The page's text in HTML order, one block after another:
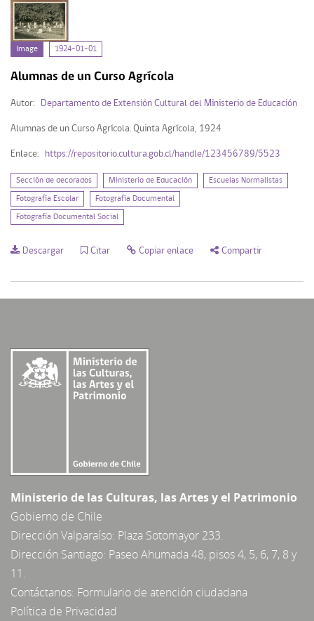
Image 1924-01-01
Alumnas de un Curso Agrícola
Autor: Departamento de Extensión Cultural del Ministerio de Educación
Alumnas de un Curso Agrícola. Quinta Agrícola, 1924
Enlace: https://repositorio.cultura.gob.cl/handle/123456789/5523
Sección de decorados Ministerio de Educación Escuelas Normalistas
Fotografía Escolar Fotografía Documental
Fotografía Documental Social
Descargar Citar Copiar enlace Compartir
Ministerio de las Culturas, las Artes y el Patrimonio
Gobierno de Chile
Dirección Valparaíso: Plaza Sotomayor 233.
Dirección Santiago: Paseo Ahumada 48, pisos 4, 5, 6, 7, 8 y
11.
Contáctanos: Formulario de atención ciudadana
Política de Privacidad